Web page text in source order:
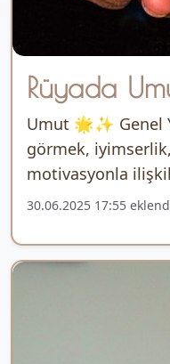
Rüyada
Umut 🌟✨ Genel
görmek,
motivasyonla
30.06.2025 17:55